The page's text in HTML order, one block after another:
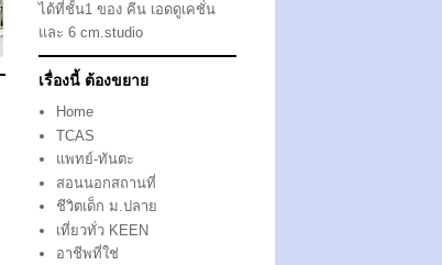
ได้ที่ชั้น1 ของ คีน เอดดูเคชั่น
และ 6 cm.studio
เรื่องนี้ ต้องขยาย
Home
TCAS
แพทย์-ทันตะ
สอนนอกสถานที่
ชีวิตเด็ก ม.ปลาย
เที่ยวทั่ว KEEN
อาชีพที่ใช่